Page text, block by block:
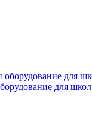
для школ